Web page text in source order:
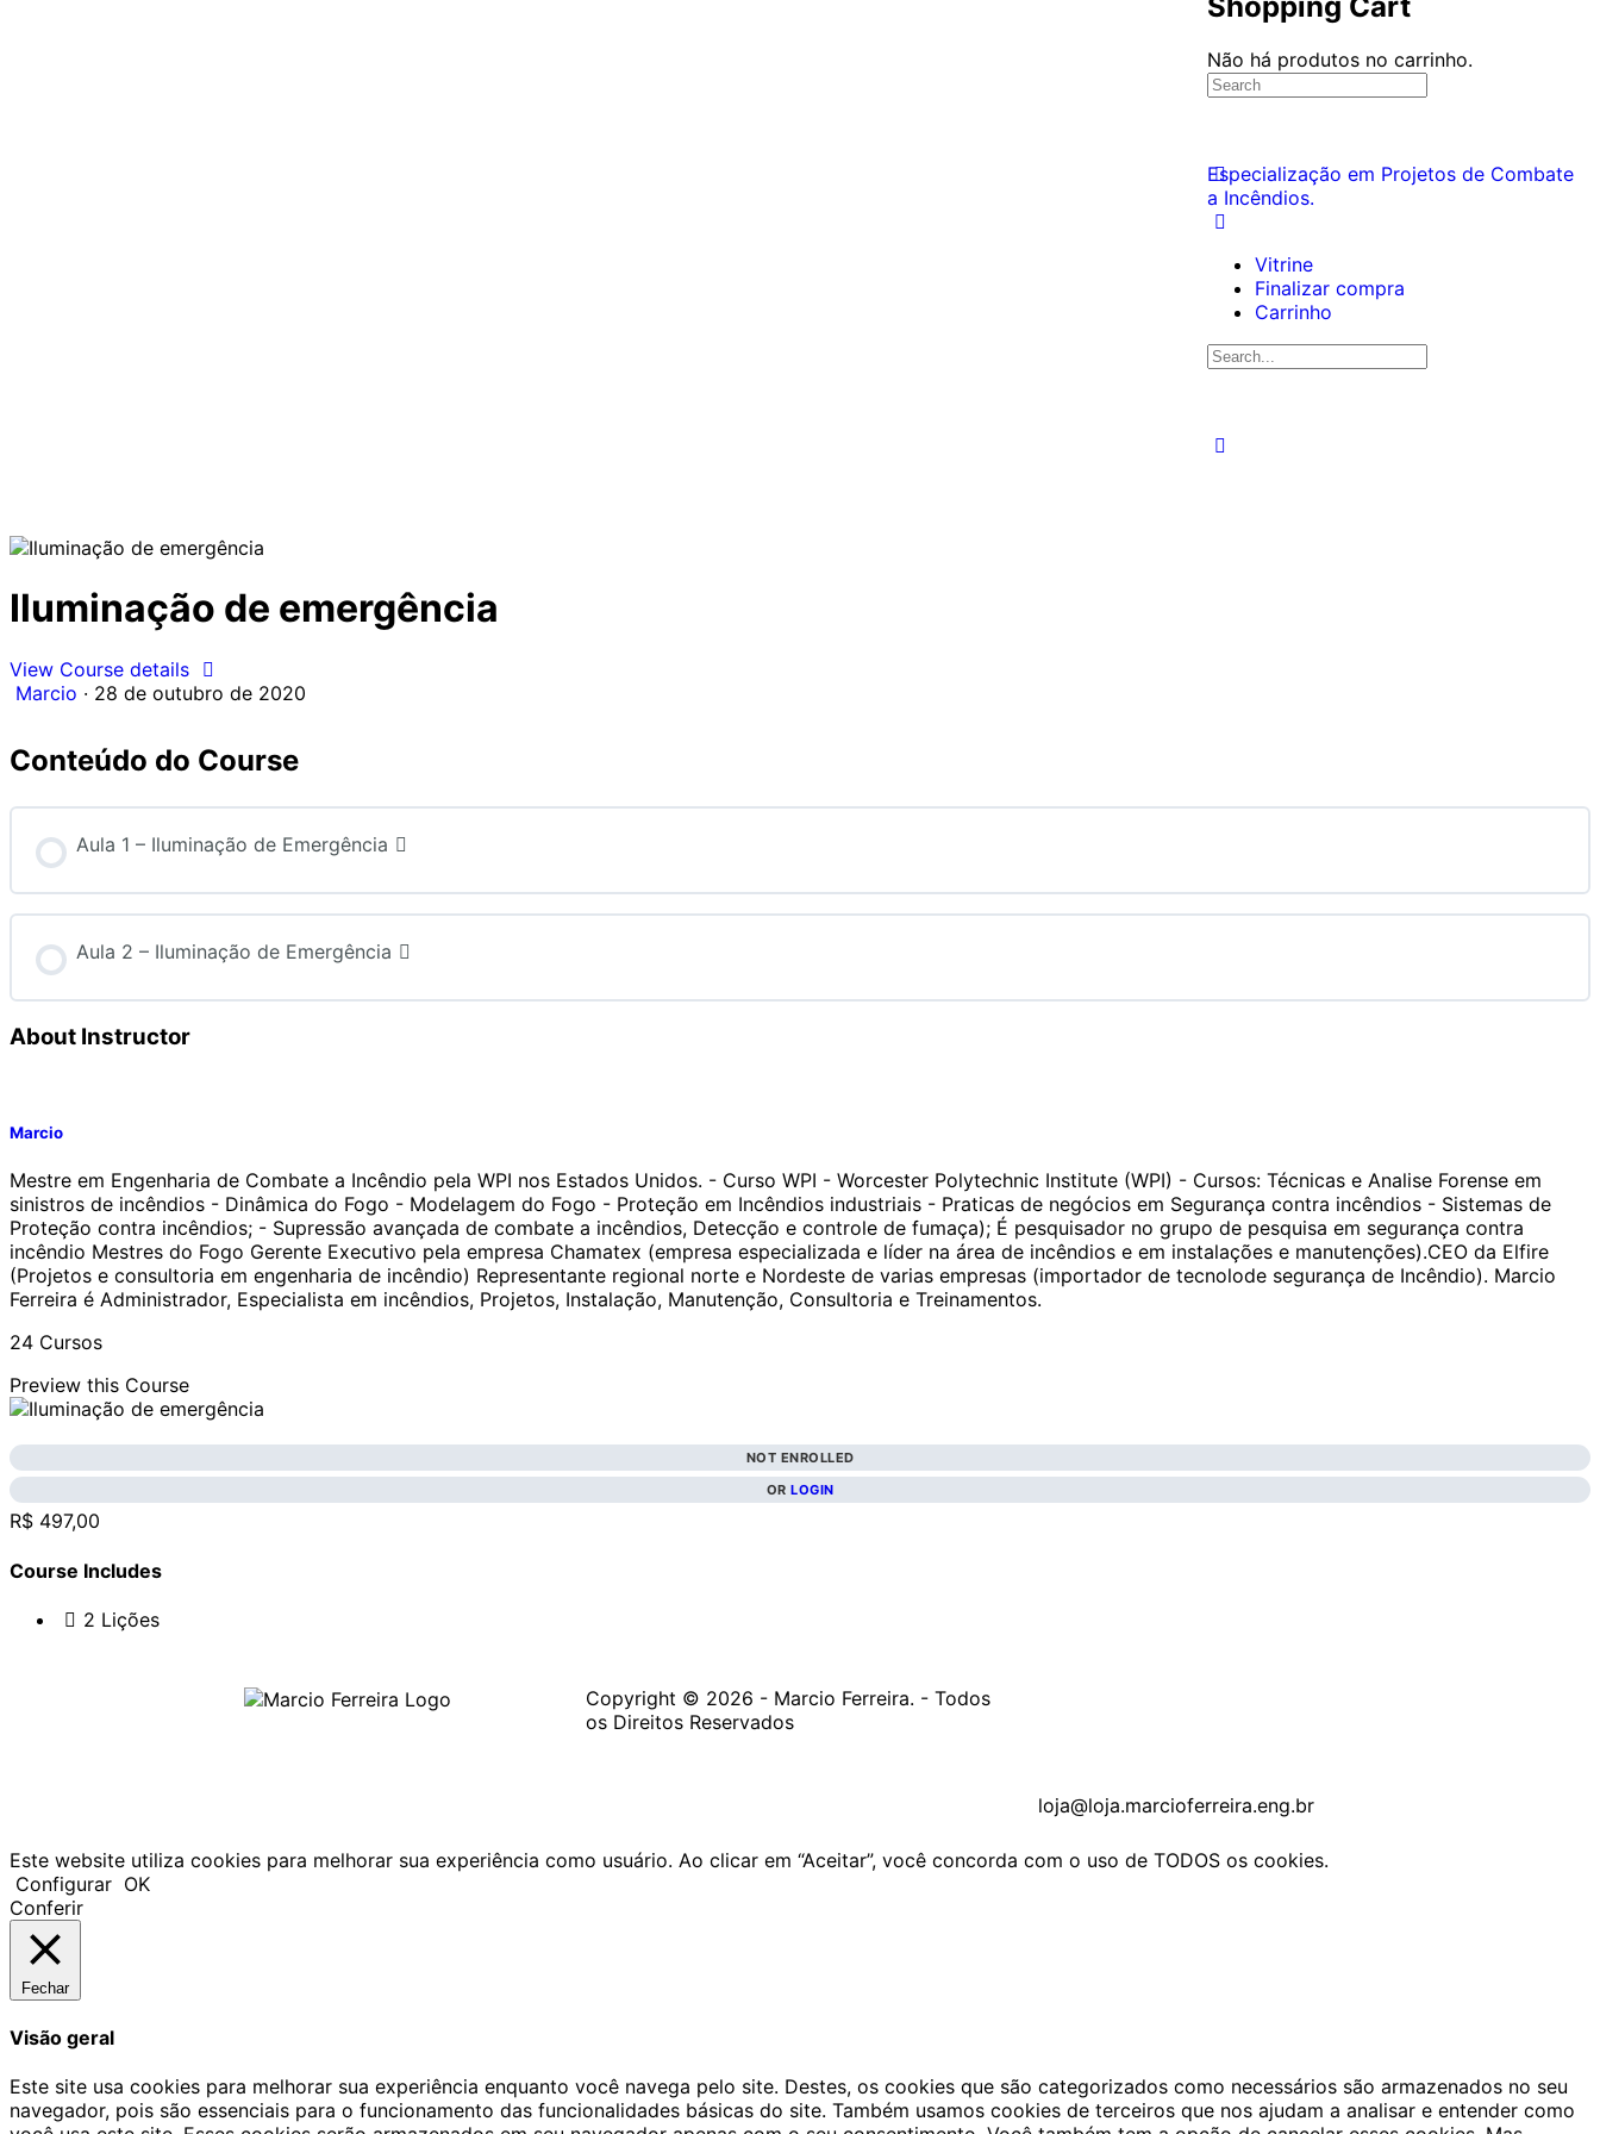
Não há produtos no carrinho.
Especialização em Projetos de Combate
a Incêndios.
Vitrine
Finalizar compra
Carrinho
Iluminação de emergência
View Course details
Marcio · 28 de outubro de 2020
Conteúdo do Course
Aula 1 – Iluminação de Emergência
Aula 2 – Iluminação de Emergência
About Instructor
Marcio
Mestre em Engenharia de Combate a Incêndio pela WPI nos Estados Unidos. - Curso WPI - Worcester Polytechnic Institute (WPI) - Cursos: Técnicas e Analise Forense em
sinistros de incêndios - Dinâmica do Fogo - Modelagem do Fogo - Proteção em Incêndios industriais - Praticas de negócios em Segurança contra incêndios - Sistemas de
Proteção contra incêndios; - Supressão avançada de combate a incêndios, Detecção e controle de fumaça); É pesquisador no grupo de pesquisa em segurança contra
incêndio Mestres do Fogo Gerente Executivo pela empresa Chamatex (empresa especializada e líder na área de incêndios e em instalações e manutenções). ​ CEO da Elfire
(Projetos e consultoria em engenharia de incêndio) Representante regional norte e Nordeste de varias empresas (importador de tecnolode segurança de Incêndio). Marcio
Ferreira é Administrador, Especialista em incêndios, Projetos, Instalação, Manutenção, Consultoria e Treinamentos.
24 Cursos
Preview this Course
NOT ENROLLED
OR LOGIN
R$ 497,00
Course Includes
2 Lições
Copyright © 2026 - Marcio Ferreira. - Todos
os Direitos Reservados
loja@loja.marcioferreira.eng.br
Este website utiliza cookies para melhorar sua experiência como usuário. Ao clicar em “Aceitar”, você concorda com o uso de TODOS os cookies.
Configurar OK
Conferir
Fechar
Visão geral
Este site usa cookies para melhorar sua experiência enquanto você navega pelo site. Destes, os cookies que são categorizados como necessários são armazenados no seu
navegador, pois são essenciais para o funcionamento das funcionalidades básicas do site. Também usamos cookies de terceiros que nos ajudam a analisar e entender como